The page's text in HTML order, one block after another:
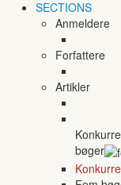
SECTIONS
Anmeldere
Forfattere
Artikler
bøger